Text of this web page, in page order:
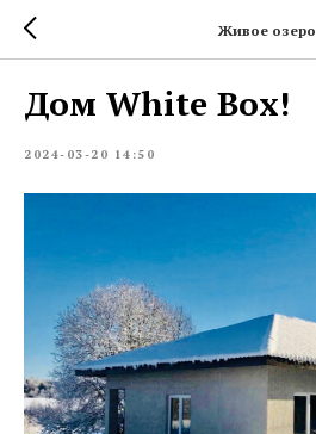
Живое озеро
Дом White Box!
2024-03-20 14:50